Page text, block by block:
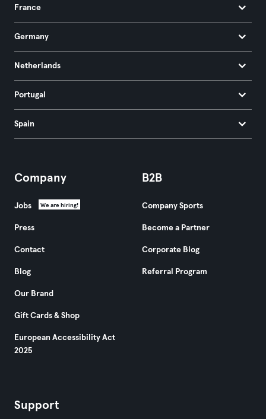
France
Germany
Netherlands
Portugal
Spain
Company
Jobs We are hiring!
Press
Contact
Blog
Our Brand
Gift Cards & Shop
European Accessibility Act
2025
B2B
Company Sports
Become a Partner
Corporate Blog
Referral Program
Support